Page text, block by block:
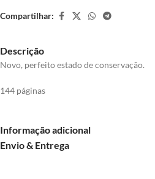
Compartilhar:
Descrição
Novo, perfeito estado de conservação.
144 páginas
Informação adicional
Envio & Entrega